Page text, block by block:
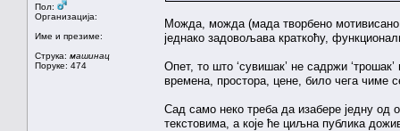
Пол:
Организација:
Име и презиме:
Струка: машинац
Поруке: 474
Можда, можда (мада творбено мотивисано
једнако задовољава краткоћу,
Опет, то што ‘сувишак’ не садржи
времена, простора, цене, било чега чиме
Сад само неко треба да изабере једну од
текстовима, а које ће циљна публика